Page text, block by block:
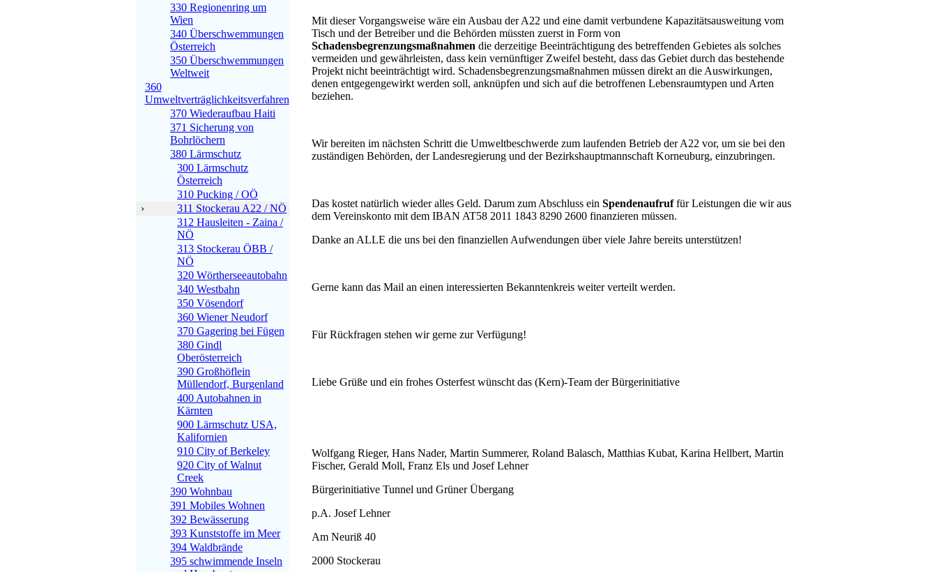
330 Regionenring um
Wien
340 Überschwemmungen
Österreich
350 Überschwemmungen
Weltweit
360
Umweltverträglichkeitsverfahren
370 Wiederaufbau Haiti
371 Sicherung von
Bohrlöchern
380 Lärmschutz
300 Lärmschutz
Österreich
310 Pucking / OÖ
›
311 Stockerau A22 / NÖ
312 Hausleiten - Zaina /
NÖ
313 Stockerau ÖBB /
NÖ
320 Wörtherseeautobahn
340 Westbahn
350 Vösendorf
360 Wiener Neudorf
370 Gagering bei Fügen
380 Gindl
Oberösterreich
390 Großhöflein
Müllendorf, Burgenland
400 Autobahnen in
Kärnten
900 Lärmschutz USA,
Kalifornien
910 City of Berkeley
920 City of Walnut
Creek
390 Wohnbau
391 Mobiles Wohnen
392 Bewässerung
393 Kunststoffe im Meer
394 Waldbrände
395 schwimmende Inseln
Mit dieser Vorgangsweise wäre ein Ausbau der A22 und eine damit verbundene Kapazitätsausweitung vom
Tisch und der Betreiber und die Behörden müssten zuerst in Form von
Schadensbegrenzungsmaßnahmen die derzeitige Beeinträchtigung des betreffenden Gebietes als solches
vermeiden und gewährleisten, dass kein vernünftiger Zweifel besteht, dass das Gebiet durch das bestehende
Projekt nicht beeinträchtigt wird. Schadensbegrenzungsmaßnahmen müssen direkt an die Auswirkungen,
denen entgegengewirkt werden soll, anknüpfen und sich auf die betroffenen Lebensraumtypen und Arten
beziehen.
Wir bereiten im nächsten Schritt die Umweltbeschwerde zum laufenden Betrieb der A22 vor, um sie bei den
zuständigen Behörden, der Landesregierung und der Bezirkshauptmannschaft Korneuburg, einzubringen.
Das kostet natürlich wieder alles Geld. Darum zum Abschluss ein Spendenaufruffür Leistungen die wir aus
dem Vereinskonto mit dem IBAN AT58 2011 1843 8290 2600 finanzieren müssen.
Danke an ALLE die uns bei den finanziellen Aufwendungen über viele Jahre bereits unterstützen!
Gerne kann das Mail an einen interessierten Bekanntenkreis weiter verteilt werden.
Für Rückfragen stehen wir gerne zur Verfügung!
Liebe Grüße und ein frohes Osterfest wünscht das (Kern)-Team der Bürgerinitiative
Wolfgang Rieger, Hans Nader, Martin Summerer, Roland Balasch, Matthias Kubat, Karina Hellbert, Martin
Fischer, Gerald Moll, Franz Els und Josef Lehner
Bürgerinitiative Tunnel und Grüner Übergang
p.A. Josef Lehner
Am Neuriß 40
2000 Stockerau